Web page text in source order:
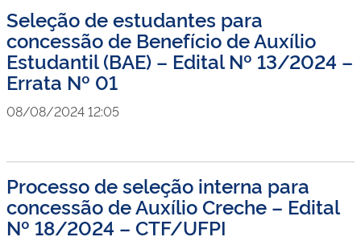
Seleção de estudantes para
concessão de Benefício de Auxílio
Estudantil (BAE) – Edital Nº 13/2024 –
Errata Nº 01
08/08/2024 12:05
Processo de seleção interna para
concessão de Auxílio Creche – Edital
Nº 18/2024 – CTF/UFPI